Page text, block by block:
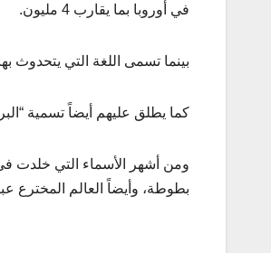
في أوروبا بما يقارب 4 مليون.
بينما تسمى اللغة التي يتحدوث
كما يطلق عليهم أيضاً تسمية
ومن أشهر الأسماء التي خلدت في
بطوطة، وأيضاً العالم المخترع